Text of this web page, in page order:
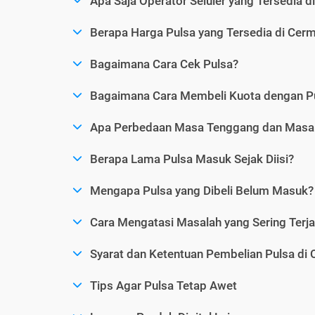
Berapa Harga Pulsa yang Tersedia di
Bagaimana Cara Cek Pulsa?
Bagaimana Cara Membeli Kuota dengan
Apa Perbedaan Masa Tenggang dan
Berapa Lama Pulsa Masuk Sejak Diisi?
Mengapa Pulsa yang Dibeli Belum Masuk?
Cara Mengatasi Masalah yang Sering
Syarat dan Ketentuan Pembelian Pulsa di
Tips Agar Pulsa Tetap Awet